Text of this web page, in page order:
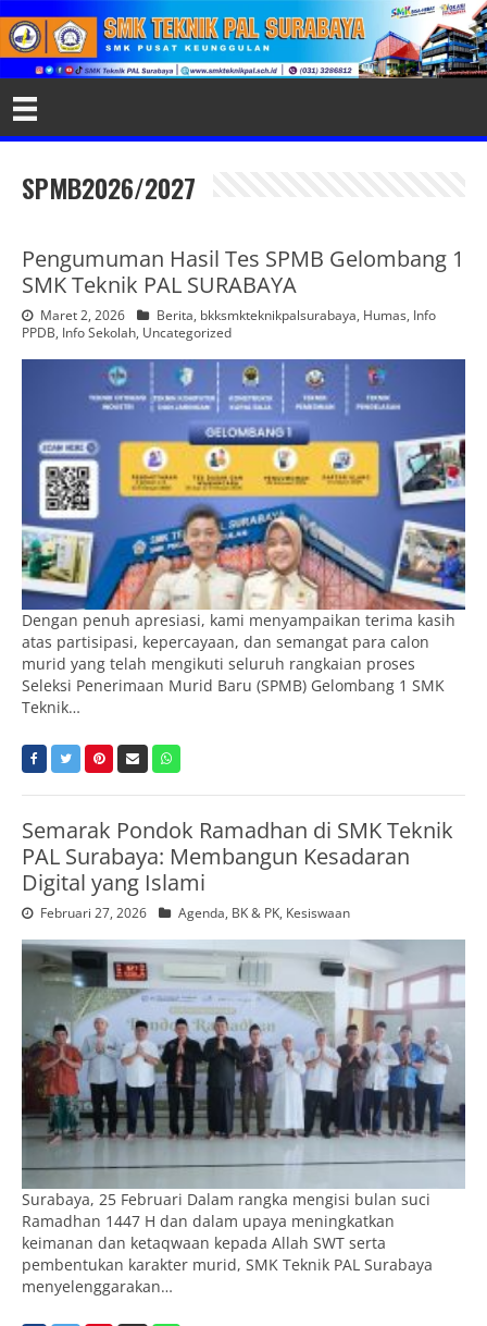
SPMB2026/2027
Pengumuman Hasil Tes SPMB Gelombang 1
SMK Teknik PAL SURABAYA
Maret 2, 2026 Berita, bkksmkteknikpalsurabaya, Humas, Info
PPDB, Info Sekolah, Uncategorized
Dengan penuh apresiasi, kami menyampaikan terima kasih
atas partisipasi, kepercayaan, dan semangat para calon
murid yang telah mengikuti seluruh rangkaian proses
Seleksi Penerimaan Murid Baru (SPMB) Gelombang 1 SMK
Teknik…
Semarak Pondok Ramadhan di SMK Teknik
PAL Surabaya: Membangun Kesadaran
Digital yang Islami
Februari 27, 2026 Agenda, BK & PK, Kesiswaan
Surabaya, 25 Februari Dalam rangka mengisi bulan suci
Ramadhan 1447 H dan dalam upaya meningkatkan
keimanan dan ketaqwaan kepada Allah SWT serta
pembentukan karakter murid, SMK Teknik PAL Surabaya
menyelenggarakan…